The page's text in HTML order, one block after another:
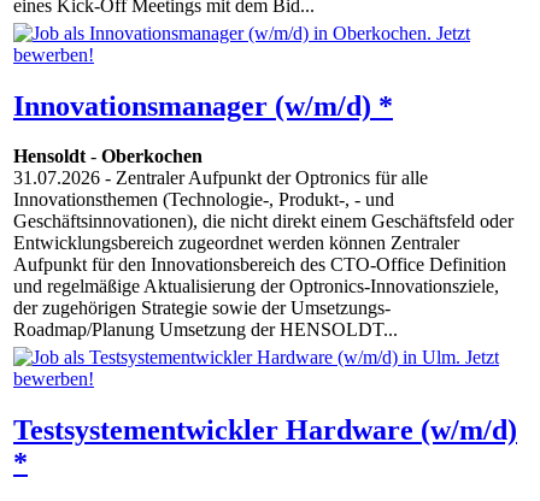
eines Kick-Off Meetings mit dem Bid...
Innovationsmanager (w/m/d) *
Hensoldt- Oberkochen
31.07.2026 - Zentraler Aufpunkt der Optronics für alle
Innovationsthemen (Technologie-, Produkt-, - und
Geschäftsinnovationen), die nicht direkt einem Geschäftsfeld oder
Entwicklungsbereich zugeordnet werden können Zentraler
Aufpunkt für den Innovationsbereich des CTO-Office Definition
und regelmäßige Aktualisierung der Optronics-Innovationsziele,
der zugehörigen Strategie sowie der Umsetzungs-
Roadmap/Planung Umsetzung der HENSOLDT...
Testsystementwickler Hardware (w/m/d)
*